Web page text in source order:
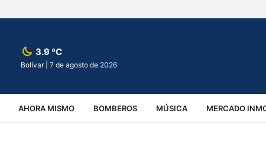
3.9 ºC
Bolívar | 7 de agosto de 2026
AHORA MISMO BOMBEROS MÚSICA MERCADO